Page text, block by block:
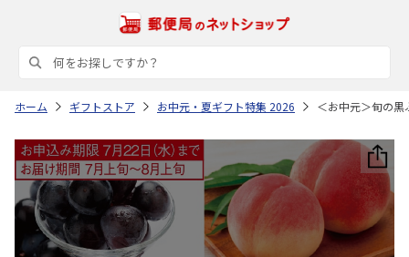
ホーム ギフトストア お中元・夏ギフト特集 2026 ＜お中元＞旬の